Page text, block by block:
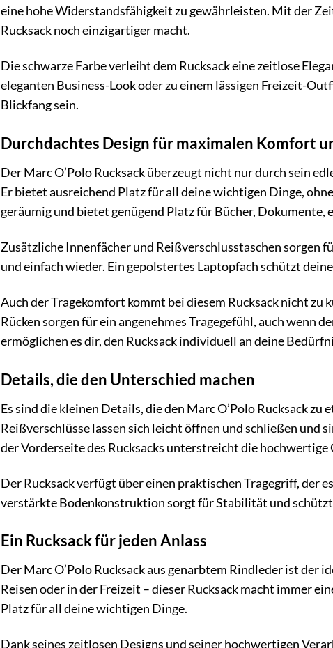
eine hohe Widerstandsfähigkeit zu gewährleisten. Mit der
Rucksack noch einzigartiger macht.
Die schwarze Farbe verleiht dem Rucksack eine zeitlose
eleganten Business-Look oder zu einem lässigen Freizeit-
Blickfang sein.
Durchdachtes Design für maximalen Komfort
Der Marc O’Polo Rucksack überzeugt nicht nur durch sein
Er bietet ausreichend Platz für all deine wichtigen Dinge,
geräumig und bietet genügend Platz für Bücher, Dokumente,
Zusätzliche Innenfächer und Reißverschlusstaschen sorgen
und einfach wieder. Ein gepolstertes Laptopfach schützt
Auch der Tragekomfort kommt bei diesem Rucksack nicht
Rücken sorgen für ein angenehmes Tragegefühl, auch wenn
ermöglichen es dir, den Rucksack individuell an deine
Details, die den Unterschied machen
Es sind die kleinen Details, die den Marc O’Polo Rucksack
Reißverschlüsse lassen sich leicht öffnen und schließen und
der Vorderseite des Rucksacks unterstreicht die hochwertige
Der Rucksack verfügt über einen praktischen Tragegriff, der
verstärkte Bodenkonstruktion sorgt für Stabilität und schützt
Ein Rucksack für jeden Anlass
Der Marc O’Polo Rucksack aus genarbtem Rindleder ist der
Reisen oder in der Freizeit – dieser Rucksack macht immer
Platz für all deine wichtigen Dinge.
Dank seines zeitlosen Designs und seiner hochwertigen